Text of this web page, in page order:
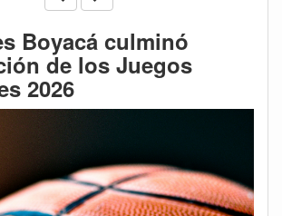
Boyacá culminó
de los Juegos
2026